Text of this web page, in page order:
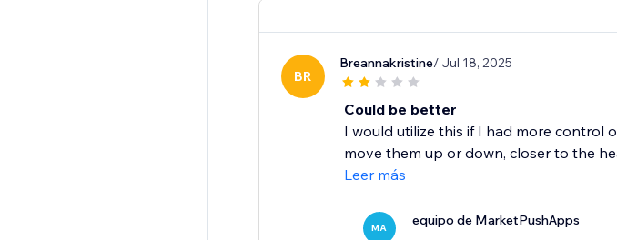
BR
Breannakristine/ Jul 18, 2025
Could be better
I would utilize this if I had more control
move them up or down, closer to the
Leer más
MA equipo de MarketPushApps